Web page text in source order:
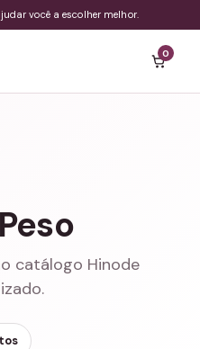
você a escolher melhor.
0
catálogo Hinode